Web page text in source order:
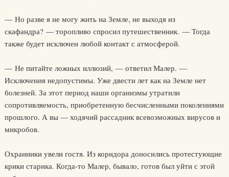
— Но разве я не могу жить на Земле, не выходя из
скафандра? — торопливо спросил путешественник. — Тогда
также будет исключен любой контакт с атмосферой.
— Не питайте ложных иллюзий, — ответил Малер. —
Исключения недопустимы. Уже двести лет как на Земле нет
болезней. За этот период наши организмы утратили
сопротивляемость, приобретенную бесчисленными поколениями
прошлого. А вы — ходячий рассадник всевозможных вирусов и
микробов.
Охранники увели гостя. Из коридора доносились протестующие
крики старика. Когда-то Малер, бывало, готов был уйти с этой